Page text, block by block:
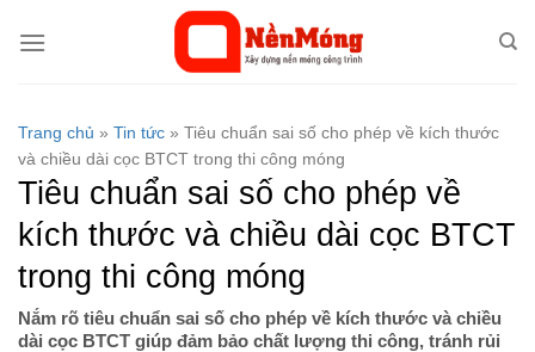
qua
Trang chủ » Tin tức » Tiêu chuẩn sai số cho phép về kích thước
và chiều dài cọc BTCT trong thi công móng
Tiêu chuẩn sai số cho phép về
kích thước và chiều dài cọc BTCT
trong thi công móng
Nắm rõ tiêu chuẩn sai số cho phép về kích thước và chiều
dài cọc BTCT giúp đảm bảo chất lượng thi công, tránh rủi